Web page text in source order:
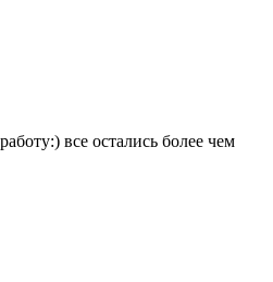
все остались более чем